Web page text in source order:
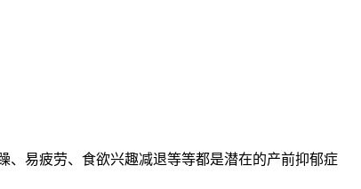
、易疲劳、食欲兴趣减退等等都是潜在的产前抑郁症